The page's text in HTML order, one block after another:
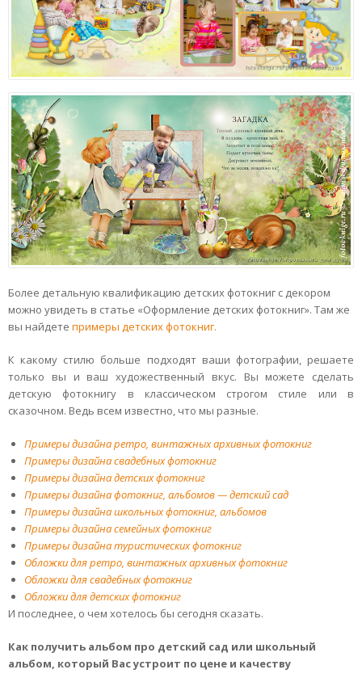
Более детальную квалификацию детских фотокниг с декором
можно увидеть в статье «Оформление детских фотокниг». Там же
вы найдете примеры детских фотокниг.
К какому стилю больше подходят ваши фотографии, решаете
только вы и ваш художественный вкус. Вы можете сделать
детскую фотокнигу в классическом строгом стиле или в
сказочном. Ведь всем известно, что мы разные.
Примеры дизайна ретро, винтажных архивных фотокниг
Примеры дизайна свадебных фотокниг
Примеры дизайна детских фотокниг
Примеры дизайна фотокниг, альбомов — детский сад
Примеры дизайна школьных фотокниг, альбомов
Примеры дизайна семейных фотокниг
Примеры дизайна туристических фотокниг
Обложки для ретро, винтажных архивных фотокниг
Обложки для свадебных фотокниг
Обложки для детских фотокниг
И последнее, о чем хотелось бы сегодня сказать.
Как получить альбом про детский сад или школьный
альбом, который Вас устроит по цене и качеству